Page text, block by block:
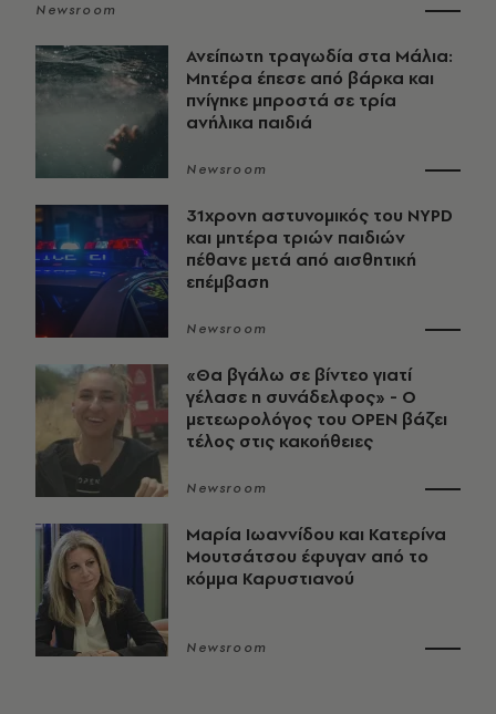
Newsroom
Ανείπωτη τραγωδία στα Μάλια:
Μητέρα έπεσε από βάρκα και
πνίγηκε μπροστά σε τρία
ανήλικα παιδιά
Newsroom
31χρονη αστυνομικός του NYPD
και μητέρα τριών παιδιών
πέθανε μετά από αισθητική
επέμβαση
Newsroom
«Θα βγάλω σε βίντεο γιατί
γέλασε η συνάδελφος» - Ο
μετεωρολόγος του OPEN βάζει
τέλος στις κακοήθειες
Newsroom
Μαρία Ιωαννίδου και Κατερίνα
Μουτσάτσου έφυγαν από το
κόμμα Καρυστιανού
Newsroom